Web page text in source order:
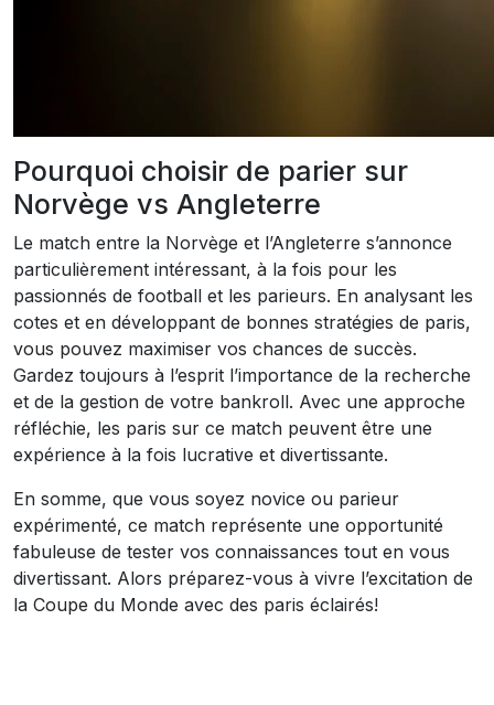
Pourquoi choisir de parier sur
Norvège vs Angleterre
Le match entre la Norvège et l’Angleterre s’annonce
particulièrement intéressant, à la fois pour les
passionnés de football et les parieurs. En analysant les
cotes et en développant de bonnes stratégies de paris,
vous pouvez maximiser vos chances de succès.
Gardez toujours à l’esprit l’importance de la recherche
et de la gestion de votre bankroll. Avec une approche
réfléchie, les paris sur ce match peuvent être une
expérience à la fois lucrative et divertissante.
En somme, que vous soyez novice ou parieur
expérimenté, ce match représente une opportunité
fabuleuse de tester vos connaissances tout en vous
divertissant. Alors préparez-vous à vivre l’excitation de
la Coupe du Monde avec des paris éclairés!